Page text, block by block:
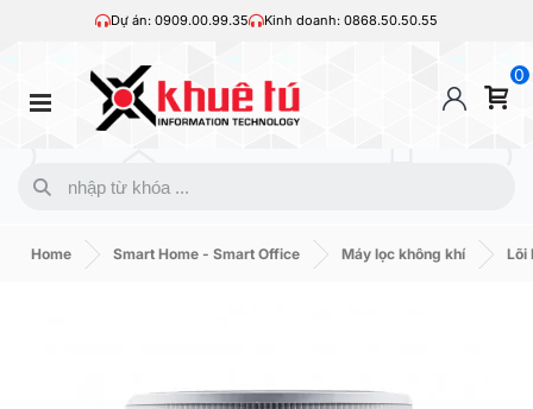
Dự án: 0909.00.99.35 Kinh doanh: 0868.50.50.55
0
Home Smart Home - Smart Office Máy lọc không khí Lõi